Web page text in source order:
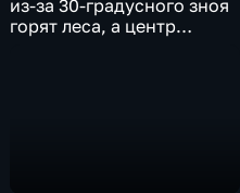
из-за 30-градусного зноя
горят леса, а центр